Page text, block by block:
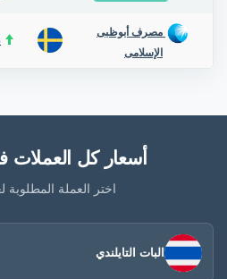
مصرف أبوظبى
الإسلامى
أسعار كل العملات
اختر العملة
البات التايلندي